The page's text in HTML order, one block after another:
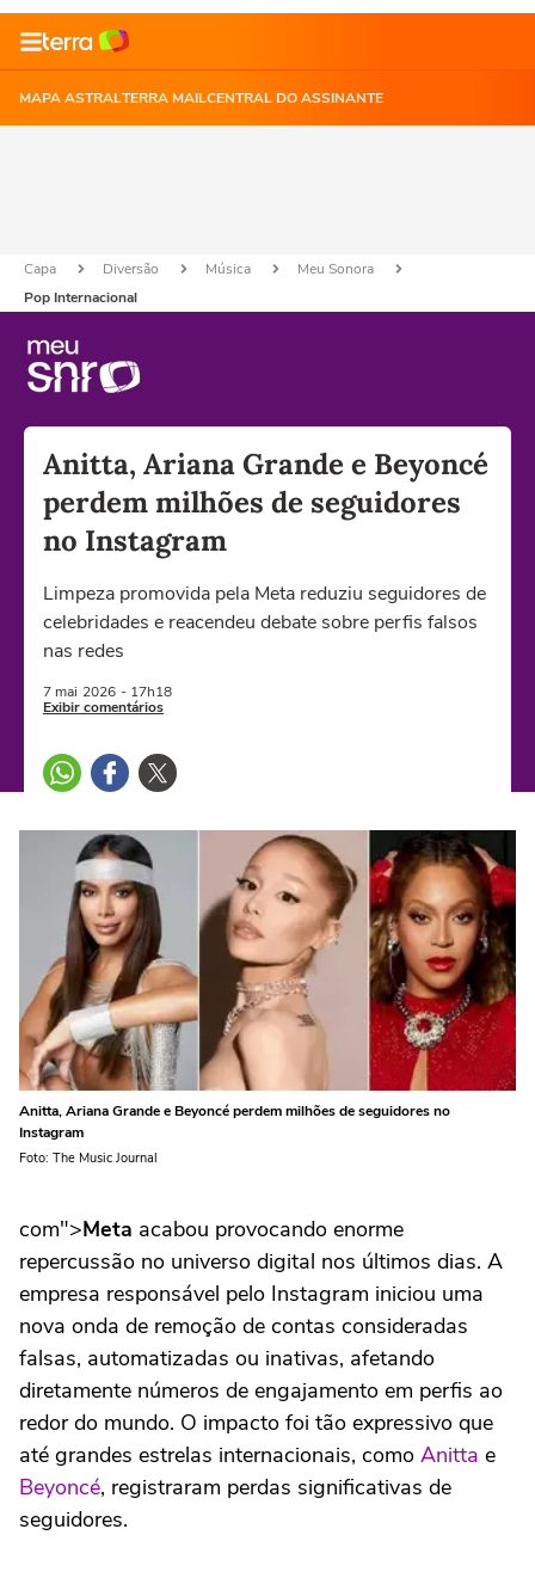
MAPA ASTRALTERRA MAILCENTRAL DO ASSINANTE
Capa Diversão Música
Meu Sonora
Pop Internacional
Anitta, Ariana Grande e Beyoncé
perdem milhões de seguidores
no Instagram
Limpeza promovida pela Meta reduziu seguidores de
celebridades e reacendeu debate sobre perfis falsos
nas redes
7 mai 2026 - 17h18
Exibir comentários
Anitta, Ariana Grande e Beyoncé perdem milhões de seguidores no
Instagram
Foto: The Music Journal
com">Meta acabou provocando enorme
repercussão no universo digital nos últimos dias. A
empresa responsável pelo Instagram iniciou uma
nova onda de remoção de contas consideradas
falsas, automatizadas ou inativas, afetando
diretamente números de engajamento em perfis ao
redor do mundo. O impacto foi tão expressivo que
até grandes estrelas internacionais, como Anitta e
Beyoncé, registraram perdas significativas de
seguidores.